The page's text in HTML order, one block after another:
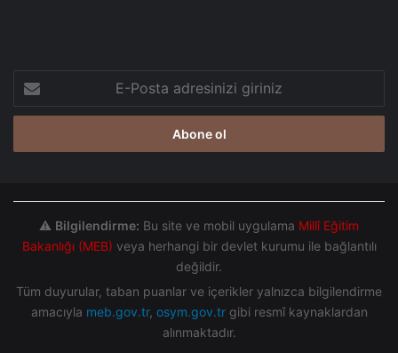
E-
Posta
adresinizi
⚠️ Bilgilendirme: Bu site ve mobil uygulama Millî Eğitim
Bakanlığı (MEB) veya herhangi bir devlet kurumu ile bağlantılı
değildir.
Tüm duyurular, taban puanlar ve içerikler yalnızca bilgilendirme
amacıyla meb.gov.tr, osym.gov.trgibi resmî kaynaklardan
alınmaktadır.